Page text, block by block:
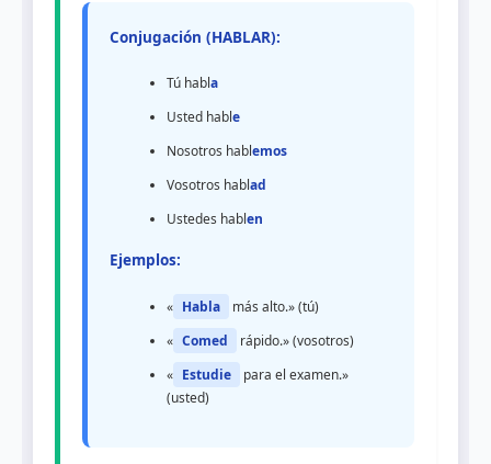
Conjugación (HABLAR):
Tú habla
Usted hable
Nosotros hablemos
Vosotros hablad
Ustedes hablen
Ejemplos:
« Habla
más alto.» (tú)
« Comed
rápido.» (vosotros)
« Estudie
para el examen.»
(usted)